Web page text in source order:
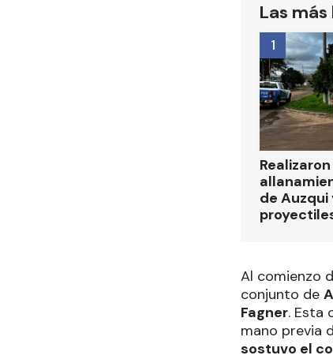
Las
de
1
Al comienzo
conjunto de
Fagner. Esta
mano previa
sostuvo el